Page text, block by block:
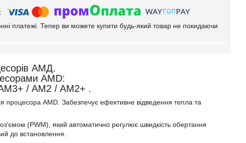
платежі. Тепер ви можете купити будь-який товар не покидаючи
АМД.
AMD:
/ AM2 / AM2+ .
AMD. Забезпечує ефективне відведення тепла та
(PWM), який автоматично регулює швидкість обертання
до встановлення.